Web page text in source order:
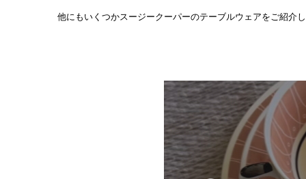
他にもいくつかスージークーパーのテーブルウェアをご紹介